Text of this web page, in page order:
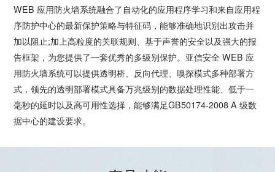
WEB 应用防火墙系统融合了自动化的应用程序学习和来自应用程
序防护中心的最新保护策略与特征码，能够准确地识别出攻击并
加以阻止;加上高粒度的关联规则、基于声誉的安全以及强大的报
告框架，为您提供了一套优秀的多级别保护。亚信安全 WEB 应
用防火墙系统可以提供透明桥、反向代理、嗅探模式多种部署方
式，领先的透明部署模式具备万兆级别的数据处理性能、低于一
毫秒的延时以及高可用性选择，能够满足GB50174-2008 A 级数
据中心的建设要求。